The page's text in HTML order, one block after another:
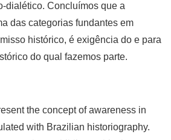
dialético. Concluímos que a
das categorias fundantes em
histórico, é exigência do e para
do qual fazemos parte.
the concept of awareness in
with Brazilian historiography.